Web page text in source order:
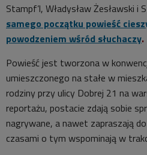
Stampf’l, Władysław Żesławski i
samego początku powieść
powodzeniem wśród słuchaczy.
Powieść jest tworzona w
umieszczonego na stałe w
rodziny przy ulicy Dobrej 21 na
reportażu, postacie zdają sobie
nagrywane, a nawet zapraszają
czasami o tym wspominają w